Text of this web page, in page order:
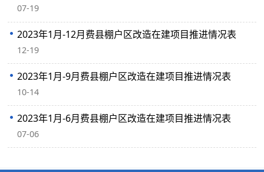
07-19
2023年1月-12月费县棚户区改造在建项目推进情况表
12-19
2023年1月-9月费县棚户区改造在建项目推进情况表
10-14
2023年1月-6月费县棚户区改造在建项目推进情况表
07-06